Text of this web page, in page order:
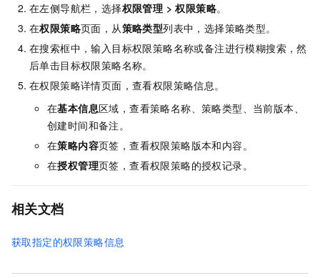
在左侧导航栏，选择权限管理 >权限策略。
在权限策略页面，从策略类型列表中，选择策略类型。
在搜索框中，输入目标权限策略名称或备注进行模糊搜索，然
后单击目标权限策略名称。
在权限策略详情页面，查看权限策略信息。
在基本信息区域，查看策略名称、策略类型、当前版本、
创建时间和备注。
在策略内容页签，查看权限策略版本和内容。
在授权管理页签，查看权限策略的授权记录。
相关文档
获取指定的权限策略信息